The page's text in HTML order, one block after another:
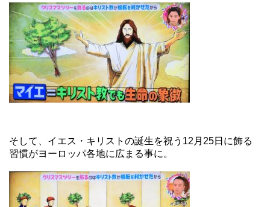
そして、イエス・キリストの誕生を祝う12月25日に飾る
習慣がヨーロッパ各地に広まる事に。